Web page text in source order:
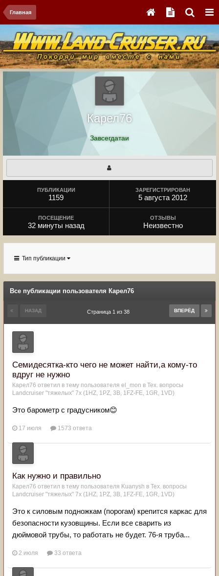
Главная
Карел76
Завсегдатаи
ПУБЛИКАЦИИ
1159
ЗАРЕГИСТРИРОВАН
5 августа 2012
ПОСЕЩЕНИЕ
32 минуты назад
ОТЗЫВЫ
Неизвестно
Тип публикации
Все публикации пользователя Карел76
НАЗАД ВПЕРЁД
Страница 1 из 38
Семидесятка-кто чего не может найти,а кому-то
вдруг не нужно
Карел76 ответил в тему пользователя el_mon в Тех. вопросы
Landcruiser "тяжелых" 7x (1HZ, 1PZ, 3B, 1FZ-FE, 1GR, 1VD)
Это барометр с градусником😊
17 июля 1573 ответа
Как нужно и правильно
Карел76 ответил в тему пользователя Kuanysh в Тех. вопросы
Landcruiser "тяжелых" 7x (1HZ, 1PZ, 3B, 1FZ-FE, 1GR, 1VD)
Это к силовым подножкам (порогам) крепится каркас для
безопасности кузовщины. Если все сварить из
дюймовой трубы, то работать не будет. 76-я труба...
2 июля 33 ответа